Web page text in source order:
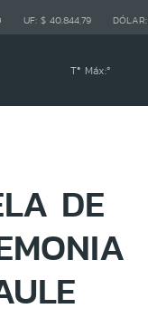
UF: $ 40.844,79 DÓLAR:
Tª Máx:º
DE